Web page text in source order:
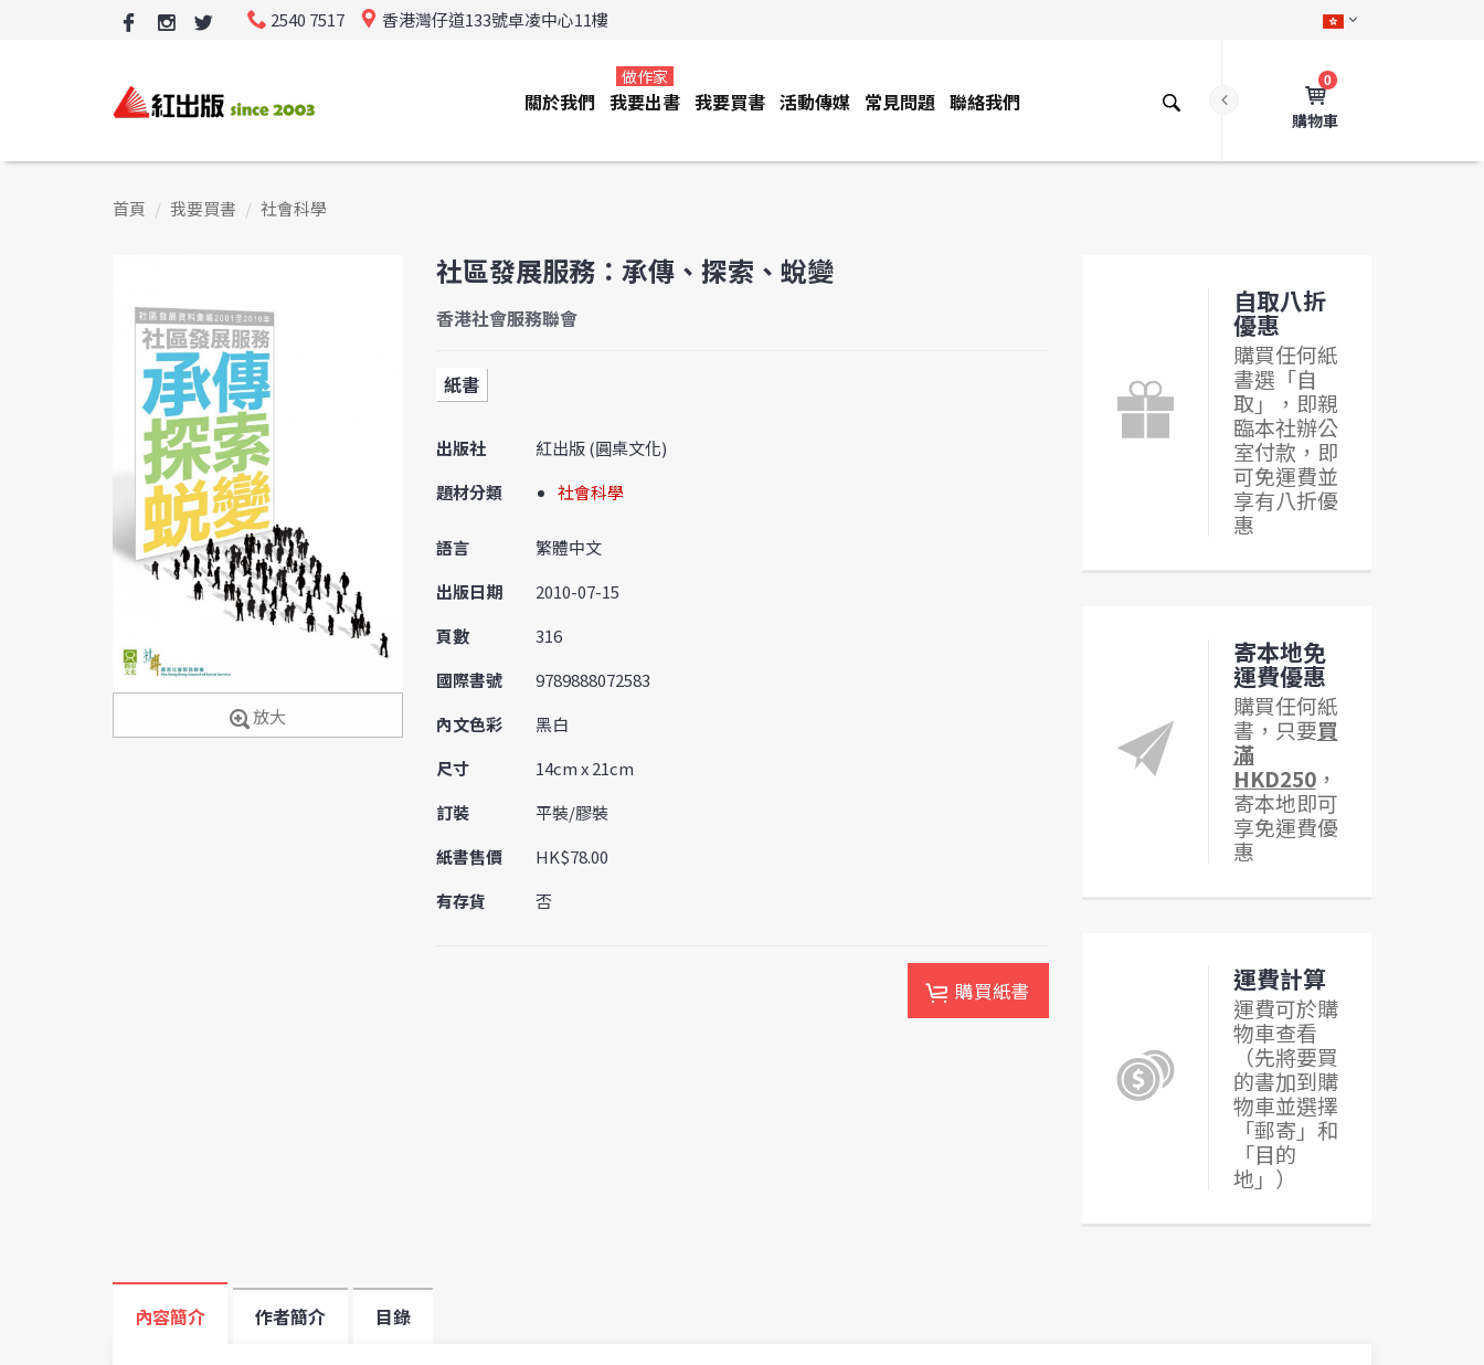
2540 7517 香港灣仔道133號卓凌中心11樓
0
購物車
關於我們 我要出書
做作家
我要買書 活動傳媒 常見問題 聯絡我們
首頁 我要買書 社會科學
放大
社區發展服務：承傳、探索、蛻變
香港社會服務聯會
紙書
出版社
紅出版 (圓桌文化)
題材分類
社會科學
語言
繁體中文
出版日期
2010-07-15
頁數
316
國際書號
9789888072583
內文色彩
黑白
尺寸
14cm x 21cm
訂裝
平裝/膠裝
紙書售價
HK$78.00
有存貨
否
購買紙書
自取八折
優惠
購買任何紙
書選「自
取」，即親
臨本社辦公
室付款，即
可免運費並
享有八折優
惠
寄本地免
運費優惠
購買任何紙
書，只要買
滿
HKD250，
寄本地即可
享免運費優
惠
運費計算
運費可於購
物車查看
（先將要買
的書加到購
物車並選擇
「郵寄」和
「目的
地」）
內容簡介 作者簡介 目錄